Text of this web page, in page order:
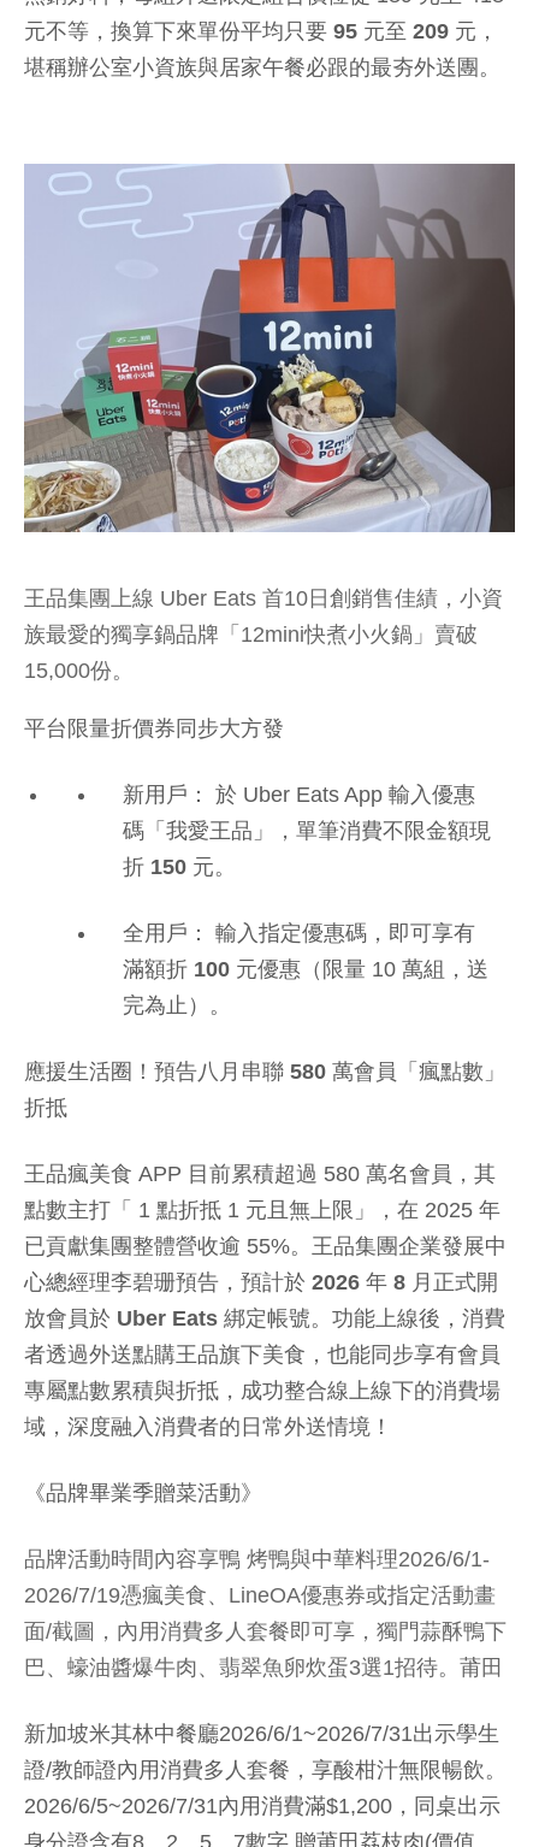
元不等， 換算下來單份平均只要 95 元至 209 元 ，
堪稱辦公室小資族與居家午餐必跟的最夯外送團。
王品集團上線 Uber Eats 首10日創銷售佳績，小資
族最愛的獨享鍋品牌「12mini快煮小火鍋」賣破
15,000份。
平台限量折價券同步大方發
新用戶：
於 Uber Eats App 輸入優惠
碼「我愛王品」，單筆消費不限金額現
折 150 元。
全用戶：
輸入指定優惠碼，即可享有
滿額折 100 元優惠（限量 10 萬組，送
完為止）。
應援生活圈！預告八月串聯 580 萬會員「瘋點數」
折抵
王品瘋美食 APP 目前累積超過 580 萬名會員，其
點數主打「 1 點折抵 1 元且無上限」，在 2025 年
已貢獻集團整體營收逾 55%。王品集團企業發展中
心總經理李碧珊預告， 預計於 2026 年 8 月正式開
放會員於 Uber Eats 綁定帳號。功能上線後，消費
者透過外送點購王品旗下美食，也能同步享有會員
專屬點數累積與折抵，成功整合線上線下的消費場
域，深度融入消費者的日常外送情境！
《品牌畢業季贈菜活動》
品牌活動時間內容享鴨 烤鴨與中華料理2026/6/1-
2026/7/19憑瘋美食、LineOA優惠券或指定活動畫
面/截圖，內用消費多人套餐即可享，獨門蒜酥鴨下
巴、蠔油醬爆牛肉、翡翠魚卵炊蛋3選1招待。莆田
新加坡米其林中餐廳2026/6/1~2026/7/31出示學生
證/教師證內用消費多人套餐，享酸柑汁無限暢飲。
2026/6/5~2026/7/31內用消費滿$1,200，同桌出示
身分證含有8、2、5、7數字,贈莆田荔枝肉(價值